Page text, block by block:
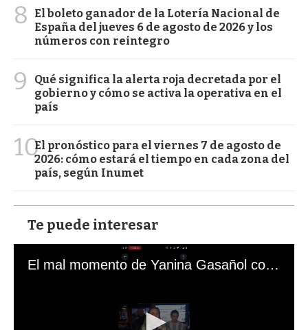
8
El boleto ganador de la Lotería Nacional de
España del jueves 6 de agosto de 2026 y los
números con reintegro
9
Qué significa la alerta roja decretada por el
gobierno y cómo se activa la operativa en el
país
10El pronóstico para el viernes 7 de agosto de
2026: cómo estará el tiempo en cada zona del
país, según Inumet
Te puede interesar
El mal momento de Yanina Gasañol con un hincha argentino en "Subrayado"